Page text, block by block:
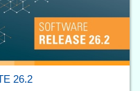
26.2